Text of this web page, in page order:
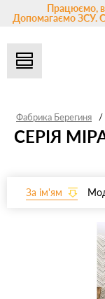
Працюємо,
Допомагаємо ЗСУ.
Фабрика Берегиня /
СЕРІЯ
За ім'ям